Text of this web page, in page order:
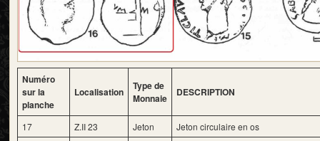
Numéro
sur la
planche
Localisation
Type de
Monnaie
DESCRIPTION
17 Z.II 23 Jeton Jeton circulaire en os